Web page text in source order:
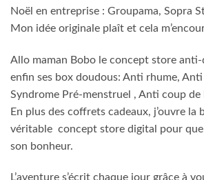
Noël en entreprise : Groupama, Sopra
Mon idée originale plaît et cela
Allo maman Bobo le concept store
enfin ses box doudous: Anti rhume, Anti
Syndrome Pré-menstruel , Anti coup de
En plus des coffrets cadeaux, j’ouvre la
véritable concept store digital pour
son bonheur.
L’aventure s’écrit chaque jour grâce à